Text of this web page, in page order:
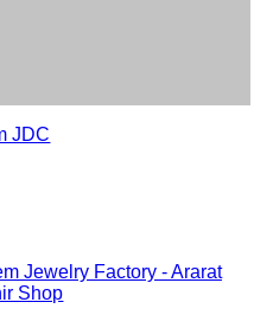
Jewelry Factory - Ararat
Shop